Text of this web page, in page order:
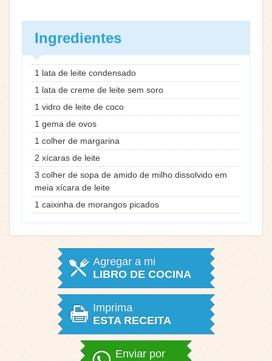
Ingredientes
1 lata de leite condensado
1 lata de creme de leite sem soro
1 vidro de leite de coco
1 gema de ovos
1 colher de margarina
2 xícaras de leite
3 colher de sopa de amido de milho dissolvido em
meia xícara de leite
1 caixinha de morangos picados
Agregar a mi
LIBRO DE COCINA
Imprima
ESTA RECEITA
Enviar por